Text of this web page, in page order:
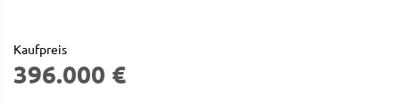
Kaufpreis
396.000 €